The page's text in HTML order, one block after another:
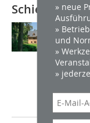
» neue
»
und
»
»
an